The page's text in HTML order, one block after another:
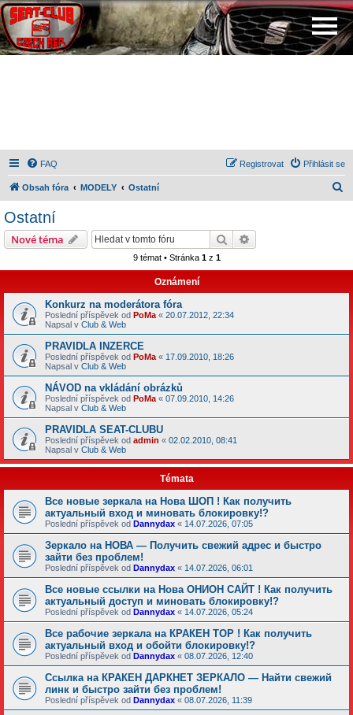
FAQ Přihlásit se
Registrovat
Obsah fóra MODELY Ostatní
Ostatní
Nové téma Hledat
9 témat • Stránka 1z 1
Oznámení
Konkurz na moderátora fóra
Poslední příspěvek od PoMa « 20.07.2012, 22:34
Napsal v Club & Web
PRAVIDLA INZERCE
Poslední příspěvek od PoMa « 17.09.2010, 18:26
Napsal v Club & Web
NÁVOD na vkládání obrázků
Poslední příspěvek od PoMa « 07.09.2010, 14:26
Napsal v Club & Web
PRAVIDLA SEAT-CLUBU
Poslední příspěvek od admin « 02.02.2010, 08:41
Napsal v Club & Web
Témata
Все новые зеркала на Нова ШОП ! Как получить
актуальный вход и миновать блокировку!?
Poslední příspěvek od Dannydax « 14.07.2026, 07:05
Зеркало на НОВА — Получить свежий адрес и быстро
зайти без проблем!
Poslední příspěvek od Dannydax « 14.07.2026, 06:01
Все новые ссылки на Нова ОНИОН САЙТ ! Как получить
актуальный доступ и миновать блокировку!?
Poslední příspěvek od Dannydax « 14.07.2026, 05:24
Все рабочие зеркала на КРАКЕН ТОР ! Как получить
актуальный вход и обойти блокировку!?
Poslední příspěvek od Dannydax « 08.07.2026, 12:40
Ссылка на КРАКЕН ДАРКНЕТ ЗЕРКАЛО — Найти свежий
линк и быстро зайти без проблем!
Poslední příspěvek od Dannydax « 08.07.2026, 11:39